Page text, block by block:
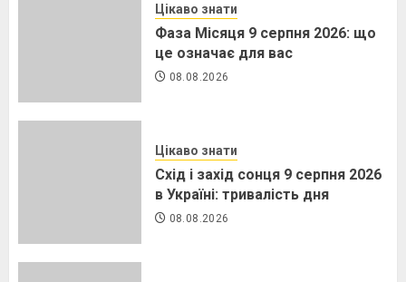
Цікаво знати
Фаза Місяця 9 серпня 2026: що
це означає для вас
08.08.2026
Цікаво знати
Схід і захід сонця 9 серпня 2026
в Україні: тривалість дня
08.08.2026